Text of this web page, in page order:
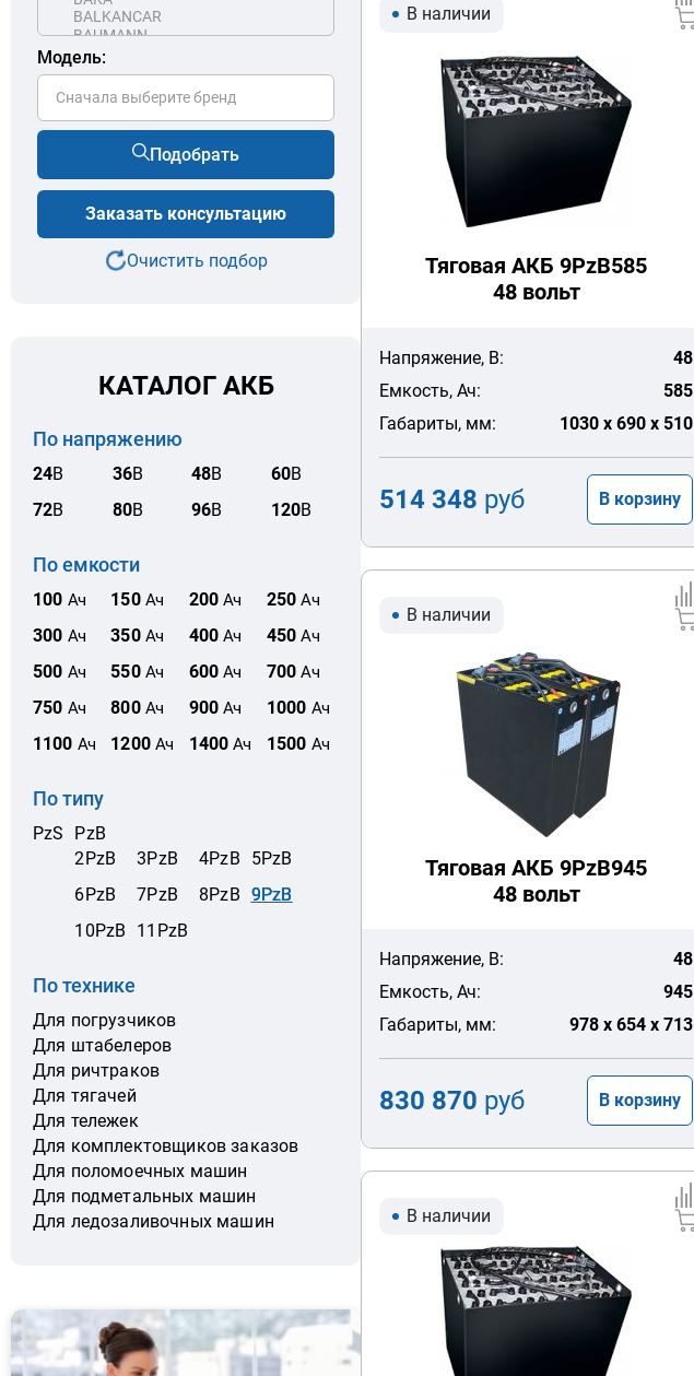
Модель:
Сначала выберите бренд
Подобрать
Заказать консультацию
Очистить подбор
КАТАЛОГ АКБ
По напряжению
24В 36В 48В 60В
72В 80В 96В 120В
По емкости
100 Ач 150Ач 200Ач 250 Ач
300 Ач 350Ач 400Ач 450 Ач
500 Ач 550Ач 600Ач 700 Ач
750 Ач 800Ач 900Ач 1000 Ач
1100 Ач 1200Ач 1400 Ач 1500 Ач
По типу
PzS
PzB
2PzB
3PzB 4PzB
5PzB
6PzB
7PzB 8PzB 9PzB
10PzB
11PzB
По технике
Для погрузчиков
Для штабелеров
Для ричтраков
Для тягачей
Для тележек
Для комплектовщиков заказов
Для поломоечных машин
Для подметальных машин
Для ледозаливочных машин
В наличии
Тяговая АКБ 9PzB585
48 вольт
Напряжение, В:
48
Емкость, Ач:
585
Габариты, мм:
1030 x 690 x 510
514 348 руб В корзину
В наличии
Тяговая АКБ 9PzB945
48 вольт
Напряжение, В:
48
Емкость, Ач:
945
Габариты, мм:
978 x 654 x 713
830 870 руб В корзину
В наличии